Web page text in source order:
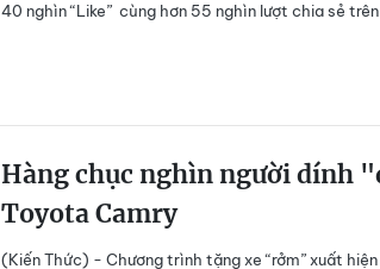
40 nghìn “Like” cùng hơn 55 nghìn lượt chia sẻ trên
Hàng chục nghìn người dính
Toyota Camry
(Kiến Thức) - Chương trình tặng xe “rởm” xuất